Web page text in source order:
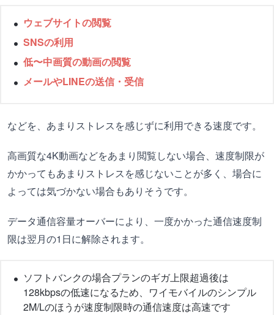
ウェブサイトの閲覧
SNSの利用
低〜中画質の動画の閲覧
メールやLINEの送信・受信
などを、あまりストレスを感じずに利用できる速度です。
高画質な4K動画などをあまり閲覧しない場合、速度制限が
かかってもあまりストレスを感じないことが多く、場合に
よっては気づかない場合もありそうです。
データ通信容量オーバーにより、一度かかった通信速度制
限は翌月の1日に解除されます。
ソフトバンクの場合プランのギガ上限超過後は
128kbpsの低速になるため、ワイモバイルのシンプル
2M/Lのほうが速度制限時の通信速度は高速です